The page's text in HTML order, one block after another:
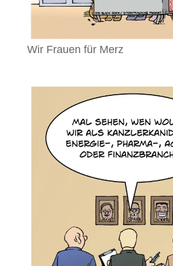
Wir Frauen für Merz